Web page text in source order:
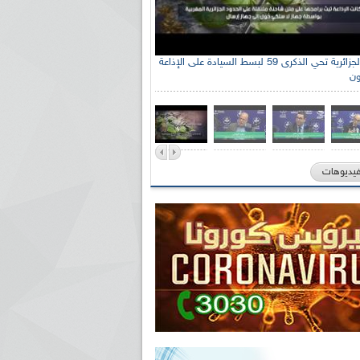
الإذاعة الجزائرية تحي الذكرى 59 لبسط السيادة على الإذاعة